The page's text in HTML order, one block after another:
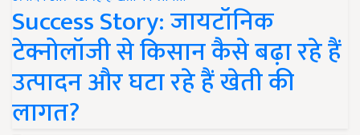
Success Story: जायटॉनिक
टेक्नोलॉजी से किसान कैसे बढ़ा रहे हैं
उत्पादन और घटा रहे हैं खेती की
लागत?